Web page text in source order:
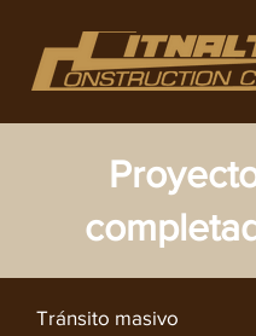
Tránsito masivo​